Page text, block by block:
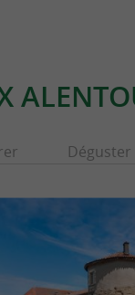
Déguster